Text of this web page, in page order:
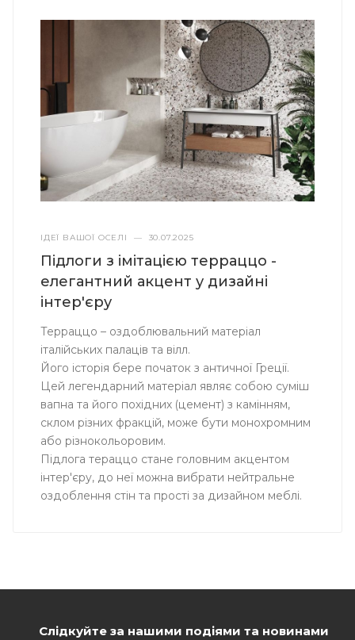
ІДЕЇ ВАШОЇ ОСЕЛІ — 30.07.2025
Підлоги з імітацією терраццо -
елегантний акцент у дизайні
інтер'єру
Терраццо – оздоблювальний матеріал
італійських палаців та вілл.
Його історія бере початок з античної Греції.
Цей легендарний матеріал являє собою суміш
вапна та його похідних (цемент) з камінням,
склом різних фракцій, може бути монохромним
або різнокольоровим.
Підлога тераццо стане головним акцентом
інтер'єру, до неї можна вибрати нейтральне
оздоблення стін та прості за дизайном меблі.
Слідкуйте за нашими подіями та новинами